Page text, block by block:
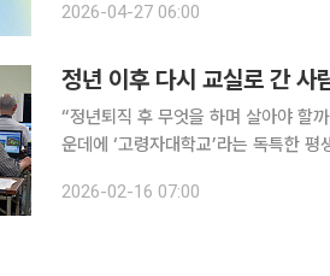
축제가 집중되어 있으며, 중순 이후에
2026-04-27 06:00
정년 이후 다시 교실로 간 사
“정년퇴직 후 무엇을 하며 살아야 할
운데에 ‘고령자대학교’라는 독특한
을 넘어, 고령자의 삶을 다시 사회와
2026-02-16 07:00